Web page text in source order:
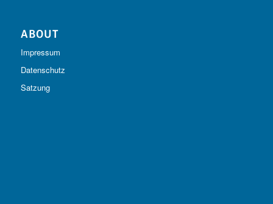
ABOUT
Impressum
Datenschutz
Satzung